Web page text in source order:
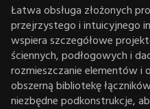
Łatwa obsługa złożonych
przejrzystego i intuicyjnego
wspiera szczegółowe
ściennych, podłogowych i
rozmieszczanie elementów i
obszerną bibliotekę
niezbędne podkonstrukcje,